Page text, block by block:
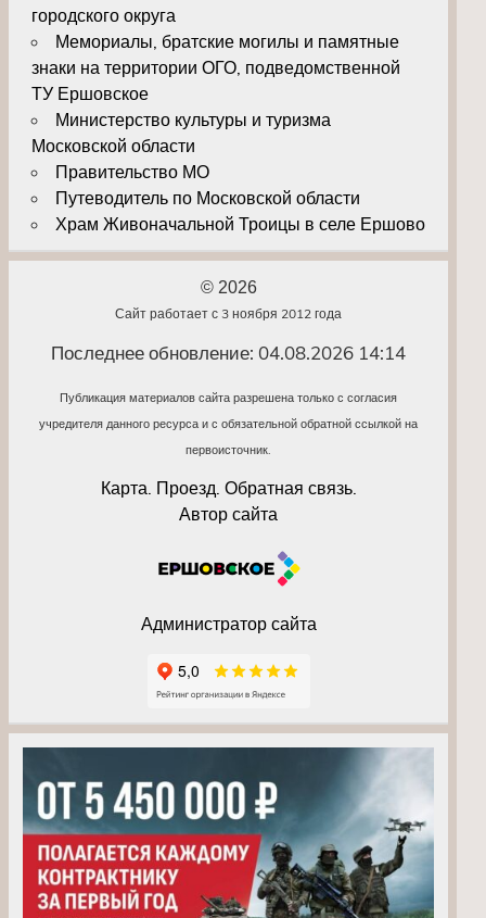
городского округа
Мемориалы, братские могилы и памятные
знаки на территории ОГО, подведомственной
ТУ Ершовское
Министерство культуры и туризма
Московской области
Правительство МО
Путеводитель по Московской области
Храм Живоначальной Троицы в селе Ершово
© 2026
Сайт работает с 3 ноября 2012 года
Последнее обновление: 04.08.2026 14:14
Публикация материалов сайта разрешена только с согласия
учредителя данного ресурса и с обязательной обратной ссылкой на
первоисточник.
Карта. Проезд. Обратная связь.
Автор сайта
Администратор сайта